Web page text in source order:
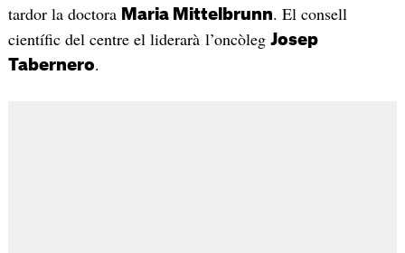
tardor la doctora Maria Mittelbrunn. El consell
científic del centre el liderarà l’oncòleg Josep
Tabernero.